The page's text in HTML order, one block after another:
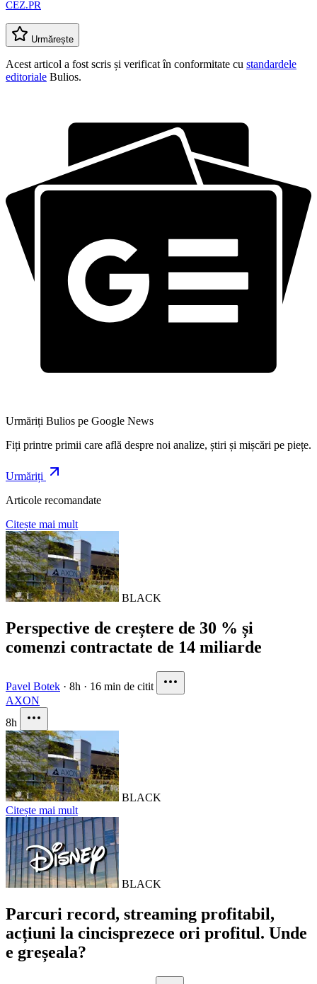
CEZ.PR
Urmărește
Acest articol a fost scris și verificat în conformitate cu standardele
editoriale Bulios.
Urmăriți Bulios pe Google News
Fiți printre primii care află despre noi analize, știri și mișcări pe piețe.
Urmăriți
Articole recomandate
Citește mai mult
BLACK
Perspective de creștere de 30 % și
comenzi contractate de 14 miliarde
Pavel Botek · 8h · 16 min de citit
AXON
8h
BLACK
Citește mai mult
BLACK
Parcuri record, streaming profitabil,
acțiuni la cincisprezece ori profitul. Unde
e greșeala?